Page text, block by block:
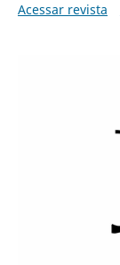
Acessar revista